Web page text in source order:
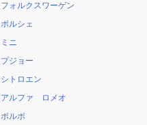
フォルクスワーゲン
ポルシェ
ミニ
プジョー
シトロエン
アルファ ロメオ
ボルボ